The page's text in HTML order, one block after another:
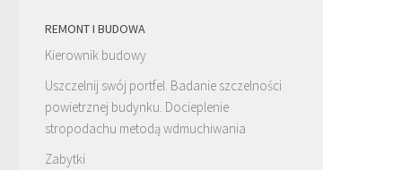
REMONT I BUDOWA
Kierownik budowy
Uszczelnij swój portfel. Badanie szczelności
powietrznej budynku. Docieplenie
stropodachu metodą wdmuchiwania
Zabytki